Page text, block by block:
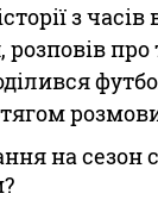
з
про
на сезон